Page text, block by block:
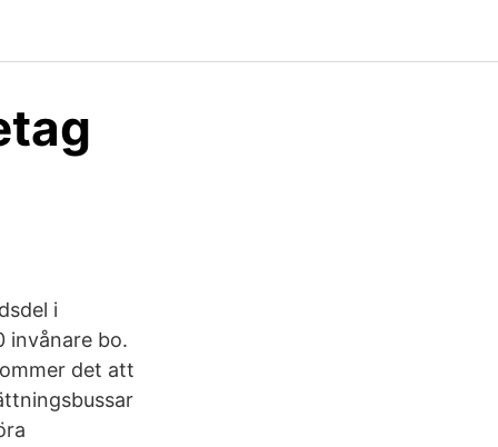
i
invånare bo.
det att